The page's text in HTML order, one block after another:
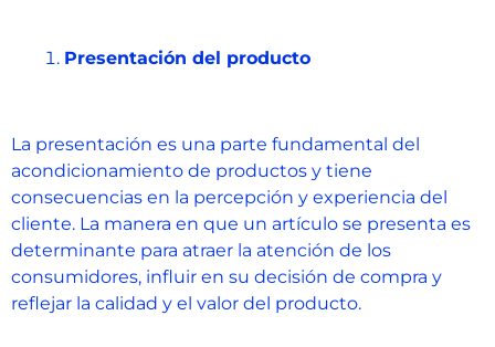
Presentación del producto
La presentación es una parte fundamental del
acondicionamiento de productos y tiene
consecuencias en la percepción y experiencia del
cliente. La manera en que un artículo se presenta es
determinante para atraer la atención de los
consumidores, influir en su decisión de compra y
reflejar la calidad y el valor del producto.